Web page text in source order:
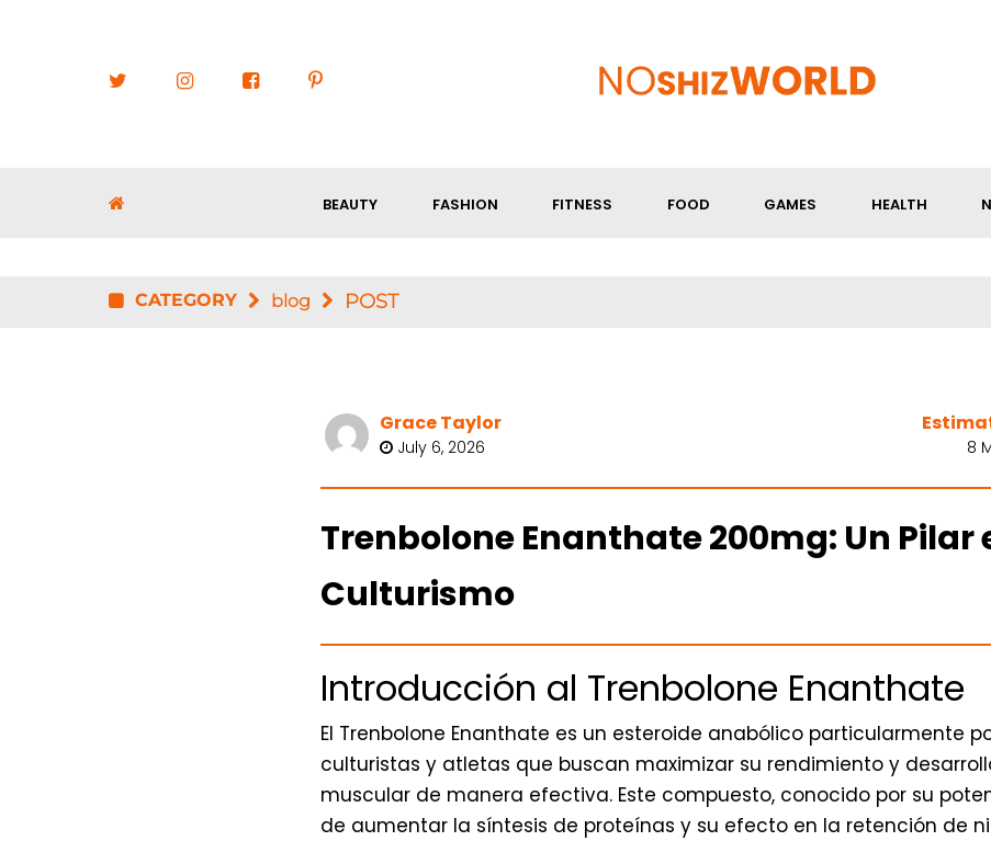
BEAUTY FASHION FITNESS FOOD GAMES HEALTH
CATEGORY blog POST
Grace Taylor
July 6, 2026 8
Trenbolone Enanthate 200mg: Un Pilar
Culturismo
Introducción al Trenbolone Enanthate
El Trenbolone Enanthate es un esteroide anabólico particularmente
culturistas y atletas que buscan maximizar su rendimiento y
muscular de manera efectiva. Este compuesto, conocido por su
de aumentar la síntesis de proteínas y su efecto en la retención de